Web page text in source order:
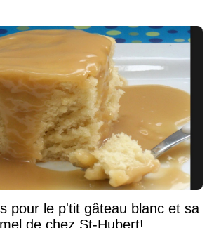
pour le p'tit gâteau blanc et sa
de chez St-Hubert!